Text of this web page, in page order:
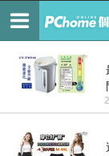
超級賣場